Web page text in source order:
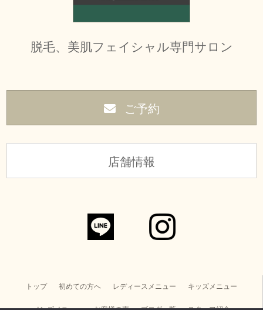
脱毛、美肌フェイシャル専門サロン
ご予約
店舗情報
トップ 初めての方へ レディースメニュー キッズメニュー